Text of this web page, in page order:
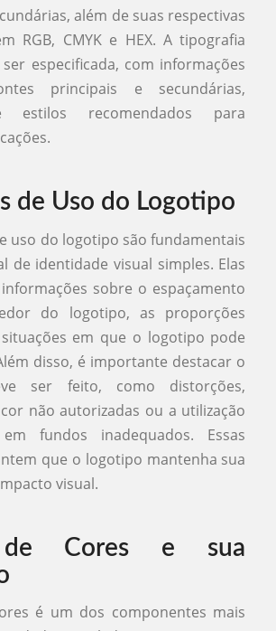
além de suas respectivas
RGB, CMYK e HEX. A tipografia
especificada, com informações
principais e secundárias,
estilos recomendados para
de Uso do Logotipo
uso do logotipo são fundamentais
de identidade visual simples. Elas
sobre o espaçamento
do logotipo, as proporções
em que o logotipo pode
disso, é importante destacar o
ser feito, como distorções,
não autorizadas ou a utilização
fundos inadequados. Essas
que o logotipo mantenha sua
visual.
de Cores e sua
é um dos componentes mais